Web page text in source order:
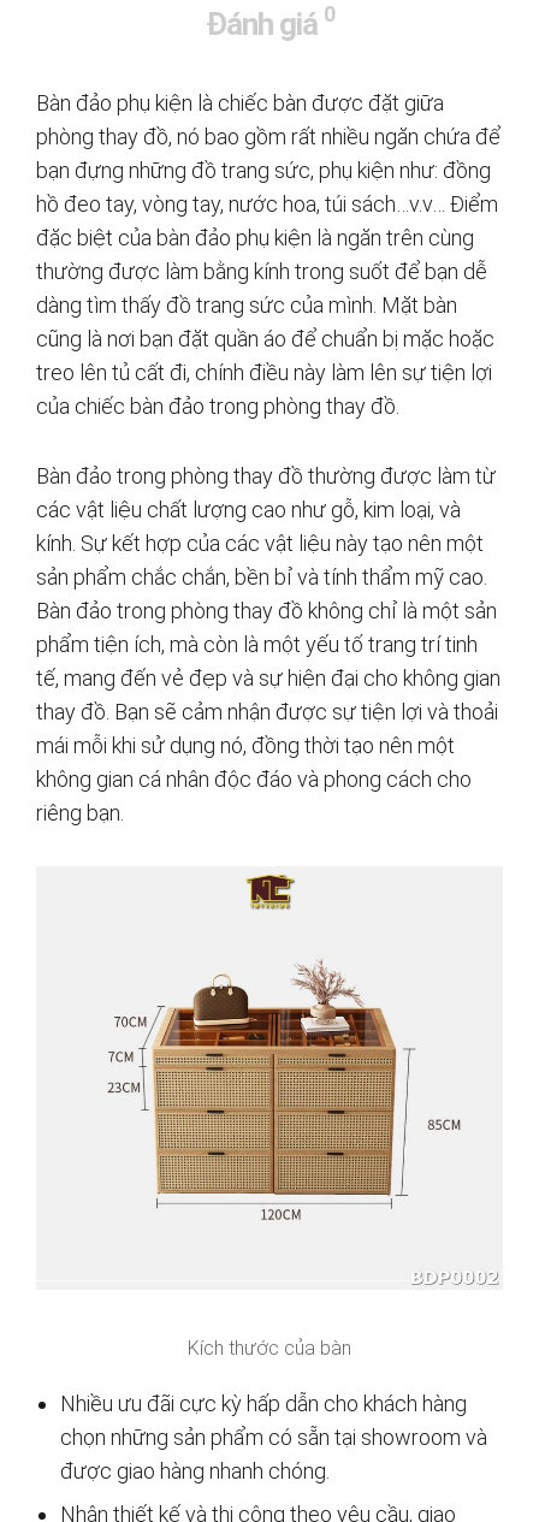
Đánh giá 0
Bàn đảo phụ kiện là chiếc bàn được đặt giữa
phòng thay đồ, nó bao gồm rất nhiều ngăn chứa để
bạn đựng những đồ trang sức, phụ kiện như: đồng
hồ đeo tay, vòng tay, nước hoa, túi sách…v.v… Điểm
đặc biệt của bàn đảo phụ kiện là ngăn trên cùng
thường được làm bằng kính trong suốt để bạn dễ
dàng tìm thấy đồ trang sức của mình. Mặt bàn
cũng là nơi bạn đặt quần áo để chuẩn bị mặc hoặc
treo lên tủ cất đi, chính điều này làm lên sự tiện lợi
của chiếc bàn đảo trong phòng thay đồ.
Bàn đảo trong phòng thay đồ thường được làm từ
các vật liệu chất lượng cao như gỗ, kim loại, và
kính. Sự kết hợp của các vật liệu này tạo nên một
sản phẩm chắc chắn, bền bỉ và tính thẩm mỹ cao.
Bàn đảo trong phòng thay đồ không chỉ là một sản
phẩm tiện ích, mà còn là một yếu tố trang trí tinh
tế, mang đến vẻ đẹp và sự hiện đại cho không gian
thay đồ. Bạn sẽ cảm nhận được sự tiện lợi và thoải
mái mỗi khi sử dụng nó, đồng thời tạo nên một
không gian cá nhân độc đáo và phong cách cho
riêng bạn.
Kích thước của bàn
Nhiều ưu đãi cực kỳ hấp dẫn cho khách hàng
chọn những sản phẩm có sẵn tại showroom và
được giao hàng nhanh chóng.
Nhận thiết kế và thi công theo yêu cầu, giao